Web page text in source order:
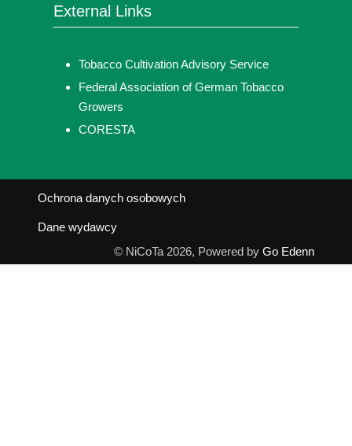
External Links
Tobacco Cultivation Advisory Service
Federal Association of German Tobacco
Growers
CORESTA
Ochrona danych osobowych
Dane wydawcy
© NiCoTa 2026, Powered byGo Edenn